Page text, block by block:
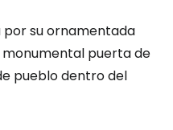
por su ornamentada
puerta de
pueblo dentro del